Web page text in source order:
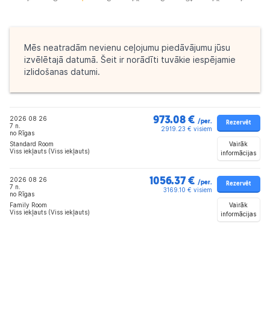
Mēs neatradām nevienu ceļojumu piedāvājumu jūsu
izvēlētajā datumā. Šeit ir norādīti tuvākie iespējamie
izlidošanas datumi.
2026 08 26
7 n.
no Rīgas
Standard Room
Viss iekļauts (Viss iekļauts)
973.08 € /per.
2919.23 € visiem
Rezervēt
Vairāk
informācijas
2026 08 26
7 n.
no Rīgas
Family Room
Viss iekļauts (Viss iekļauts)
1056.37 € /per.
3169.10 € visiem
Rezervēt
Vairāk
informācijas